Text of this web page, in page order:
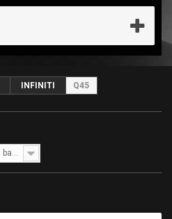
INFINITI Q45
Referencia: más bajo primero